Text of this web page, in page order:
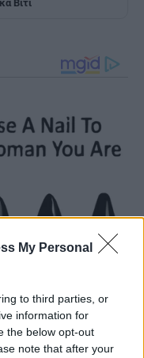
My Personal
to third parties, or
information for
the below opt-out
note that after your
Βίτι